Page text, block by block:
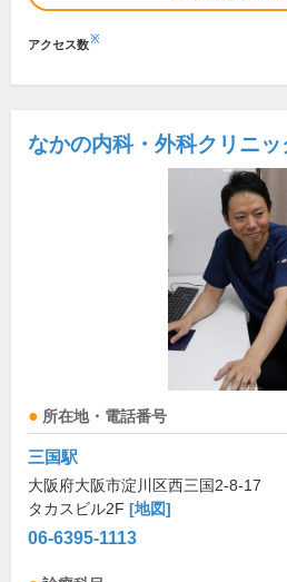
アクセス数※
なかの内科・外科クリニッ
所在地・電話番号
三国駅
大阪府大阪市淀川区西三国2-8-17
タカスビル2F [地図]
06-6395-1113